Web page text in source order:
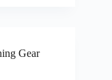
Gear